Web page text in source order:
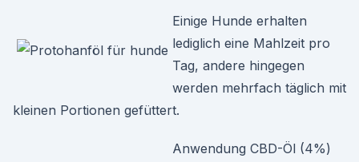
Einige Hunde erhalten
lediglich eine Mahlzeit pro
Tag, andere hingegen
werden mehrfach täglich mit
kleinen Portionen gefüttert.
Anwendung CBD-Öl (4%)